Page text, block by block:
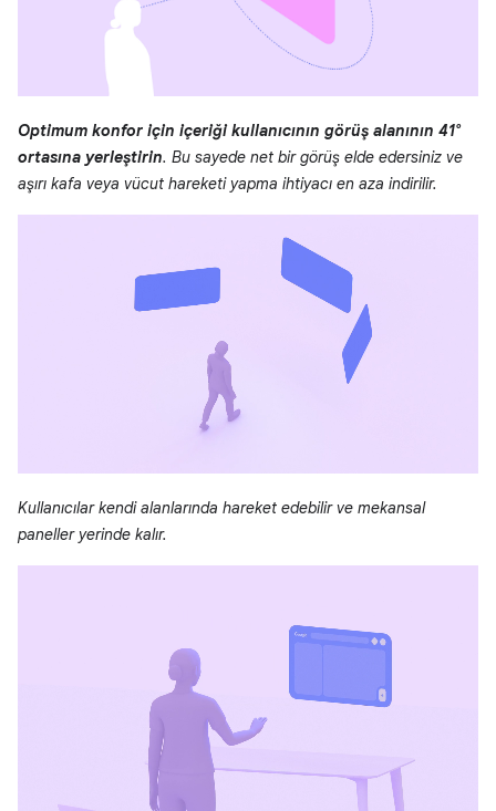
Optimum konfor için içeriği kullanıcının görüş alanının 41°
ortasına yerleştirin. Bu sayede net bir görüş elde edersiniz ve
aşırı kafa veya vücut hareketi yapma ihtiyacı en aza indirilir.
Kullanıcılar kendi alanlarında hareket edebilir ve mekansal
paneller yerinde kalır.